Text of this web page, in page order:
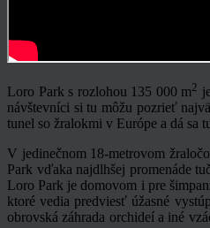
Loro Park s rozlohou 135 000 m2
návštevníci si tu môžu pozrieť
tunel so žralokmi v Európe a dá sa
V jedinečnom 18-metrovom
Park vďaka najdlhšej promenáde
Loro Park je domovom i pre
ktoré vedia predviesť úžasné
obrovská záhrada orchideí a iné